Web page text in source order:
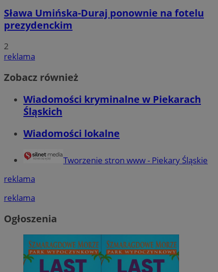
Sława Umińska-Duraj ponownie na fotelu
prezydenckim
2
reklama
Zobacz również
Wiadomości kryminalne w Piekarach
Śląskich
Wiadomości lokalne
Tworzenie stron www - Piekary Śląskie
reklama
reklama
Ogłoszenia